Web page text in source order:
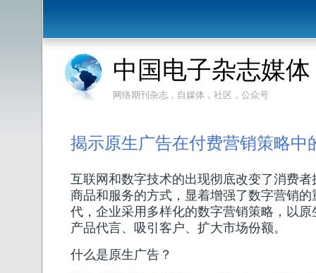
中国电子杂志媒体
网络期刊杂志，自媒体，社区，公众号
揭示原生广告在付费营销策略中
互联网和数字技术的出现彻底改变了消费
商品和服务的方式，显着增强了数字营销
代，企业采用多样化的数字营销策略，以
产品代言、吸引客户、扩大市场份额。
什么是原生广告？